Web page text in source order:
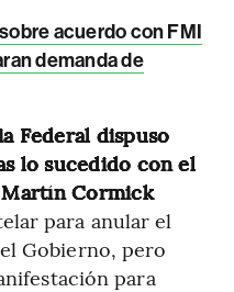
acuerdo con FMI
demanda de
Federal dispuso
lo sucedido con el
Martín Cormick
para anular el
Gobierno, pero
para